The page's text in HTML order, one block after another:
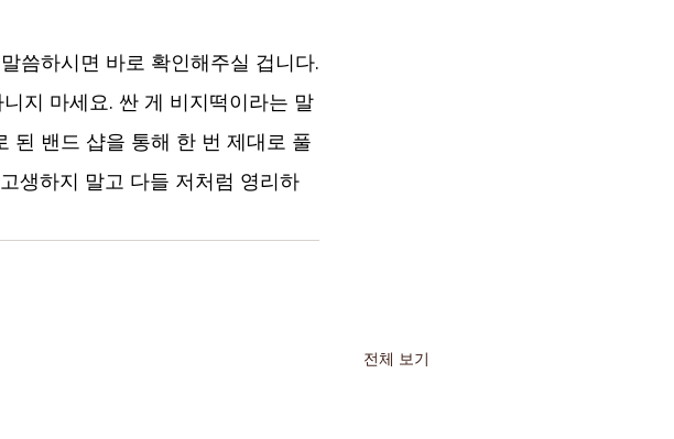
씀하시면 바로 확인해주실 겁니다.
지 마세요. 싼 게 비지떡이라는 말
된 밴드 샵을 통해 한 번 제대로 풀
생하지 말고 다들 저처럼 영리하
전체 보기